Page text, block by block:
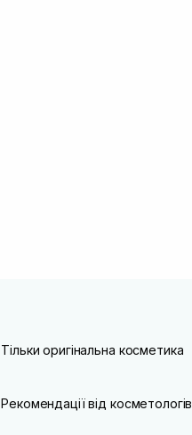
Тільки оригінальна косметика
Рекомендації від косметологів